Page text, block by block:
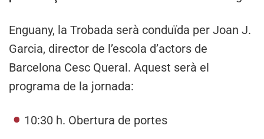
Enguany, la Trobada serà conduïda per Joan J.
Garcia, director de l’escola d’actors de
Barcelona Cesc Queral. Aquest serà el
programa de la jornada:
10:30 h. Obertura de portes